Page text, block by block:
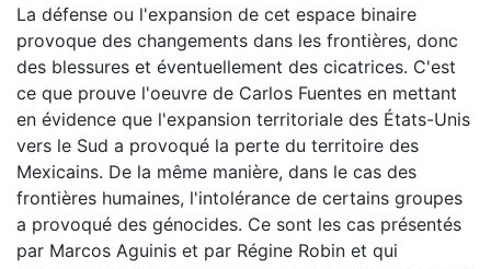
La défense ou l'expansion de cet espace binaire
provoque des changements dans les frontières, donc
des blessures et éventuellement des cicatrices. C'est
ce que prouve l'oeuvre de Carlos Fuentes en mettant
en évidence que l'expansion territoriale des États-Unis
vers le Sud a provoqué la perte du territoire des
Mexicains. De la même manière, dans le cas des
frontières humaines, l'intolérance de certains groupes
a provoqué des génocides. Ce sont les cas présentés
par Marcos Aguinis et par Régine Robin et qui